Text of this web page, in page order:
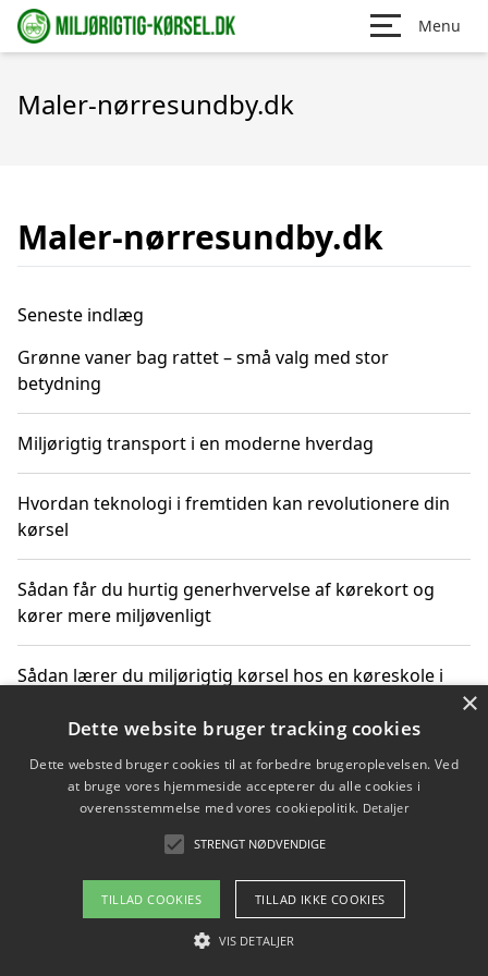
Menu
Maler-nørresundby.dk
Maler-nørresundby.dk
Seneste indlæg
Grønne vaner bag rattet – små valg med stor
betydning
Miljørigtig transport i en moderne hverdag
Hvordan teknologi i fremtiden kan revolutionere din
kørsel
Sådan får du hurtig generhvervelse af kørekort og
kører mere miljøvenligt
Sådan lærer du miljørigtig kørsel hos en køreskole i
Copyright 2026 - Pilanto Aps
Om / kontakt
×
Dette website bruger tracking cookies
Dette websted bruger cookies til at forbedre brugeroplevelsen. Ved
at bruge vores hjemmeside accepterer du alle cookies i
overensstemmelse med vores cookiepolitik. Detaljer
STRENGT NØDVENDIGE
TILLAD COOKIES TILLAD IKKE COOKIES
VIS DETALJER